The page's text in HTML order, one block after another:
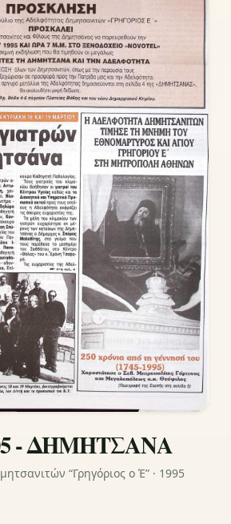
- ΔΗΜΗΤΣΑΝΑ
“Γρηγόριος ο Έ” · 1995